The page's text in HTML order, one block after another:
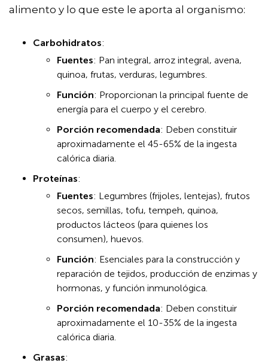
alimento y lo que este le aporta al organismo:
Carbohidratos:
Fuentes: Pan integral, arroz integral, avena,
quinoa, frutas, verduras, legumbres.
Función: Proporcionan la principal fuente de
energía para el cuerpo y el cerebro.
Porción recomendada: Deben constituir
aproximadamente el 45-65% de la ingesta
calórica diaria.
Proteínas:
Fuentes: Legumbres (frijoles, lentejas), frutos
secos, semillas, tofu, tempeh, quinoa,
productos lácteos (para quienes los
consumen), huevos.
Función: Esenciales para la construcción y
reparación de tejidos, producción de enzimas y
hormonas, y función inmunológica.
Porción recomendada: Deben constituir
aproximadamente el 10-35% de la ingesta
calórica diaria.
Grasas: